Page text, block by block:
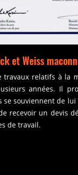
et Weiss
travaux relatifs à la
années. Il
souviennent de
recevoir un devis
de travail.